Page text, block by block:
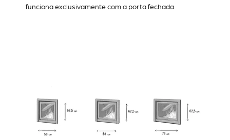
funciona exclusivamente com a porta fechada.